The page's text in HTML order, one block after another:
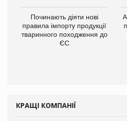
Починають діяти нові
правила імпорту продукції
тваринного походження до
ЄС
КРАЩІ КОМПАНІЇ